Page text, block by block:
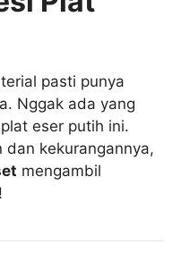
pasti punya
Nggak ada yang
eser putih ini.
dan kekurangannya,
mengambil